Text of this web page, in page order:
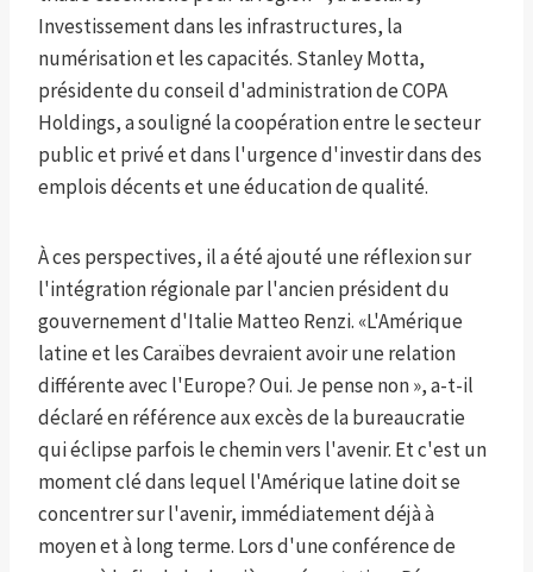
Investissement dans les infrastructures, la
numérisation et les capacités. Stanley Motta,
présidente du conseil d'administration de COPA
Holdings, a souligné la coopération entre le secteur
public et privé et dans l'urgence d'investir dans des
emplois décents et une éducation de qualité.
À ces perspectives, il a été ajouté une réflexion sur
l'intégration régionale par l'ancien président du
gouvernement d'Italie Matteo Renzi. «L'Amérique
latine et les Caraïbes devraient avoir une relation
différente avec l'Europe? Oui. Je pense non », a-t-il
déclaré en référence aux excès de la bureaucratie
qui éclipse parfois le chemin vers l'avenir. Et c'est un
moment clé dans lequel l'Amérique latine doit se
concentrer sur l'avenir, immédiatement déjà à
moyen et à long terme. Lors d'une conférence de